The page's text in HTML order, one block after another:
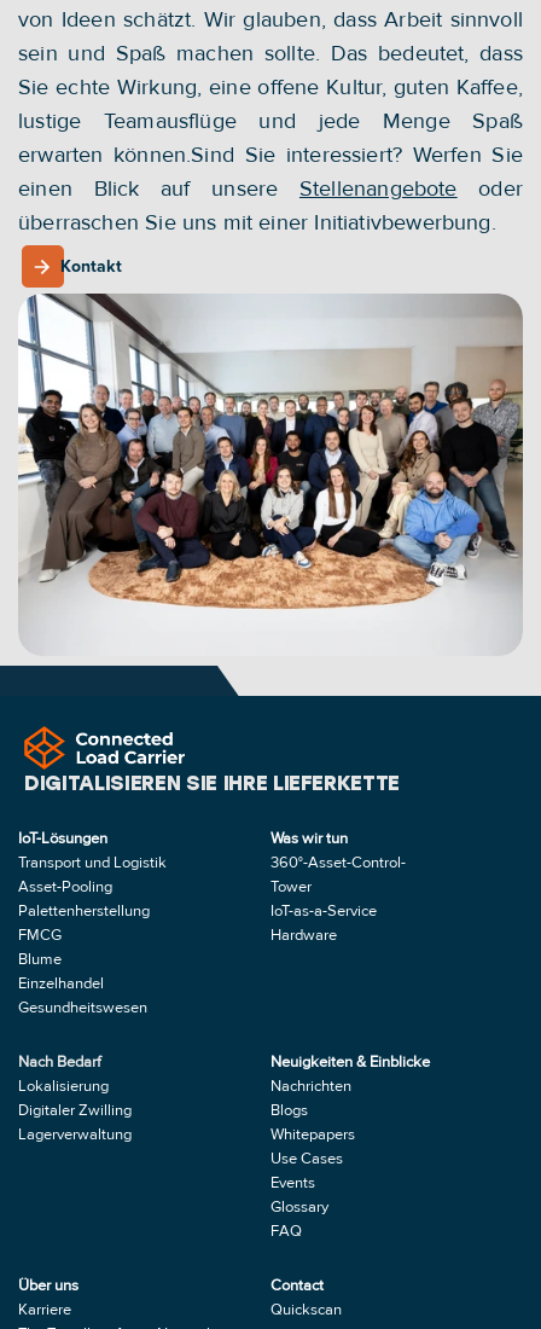
von Ideen schätzt. Wir glauben, dass Arbeit sinnvoll
sein und Spaß machen sollte. Das bedeutet, dass
Sie echte Wirkung, eine offene Kultur, guten Kaffee,
lustige Teamausflüge und jede Menge Spaß
erwarten können.Sind Sie interessiert? Werfen Sie
einen Blick auf unsere Stellenangebote oder
überraschen Sie uns mit einer Initiativbewerbung.
Kontakt
Kontakt
DIGITALISIEREN SIE IHRE LIEFERKETTE
IoT-Lösungen
Transport und Logistik
Asset-Pooling
Palettenherstellung
FMCG
Blume
Einzelhandel
Gesundheitswesen
Was wir tun
360°-Asset-Control-
Tower
IoT-as-a-Service
Hardware
Nach Bedarf
Lokalisierung
Digitaler Zwilling
Lagerverwaltung
Neuigkeiten & Einblicke
Nachrichten
Blogs
Whitepapers
Use Cases
Events
Glossary
FAQ
Über uns
Karriere
Contact
Quickscan